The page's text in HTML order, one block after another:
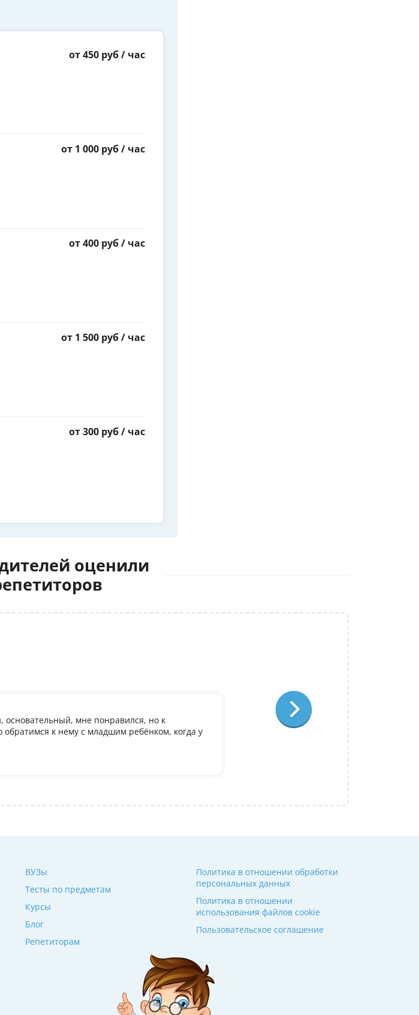
от 450 руб / час
от 1 000 руб / час
от 400 руб / час
от 1 500 руб / час
от 300 руб / час
оценили
мне понравился, но к
к нему с младшим ребёнком, когда у
Ольга Александровна
У дочери есть желание поступить в it
олимпиадеого уровня 7 и 8 класс за
9. Искали посильнее преподавателя
Ольгой Александровне! Спасибо!
ВУЗы
Тесты по предметам
Курсы
Блог
Репетиторам
Политика в отношении обработки
персональных данных
Политика в отношении
использования файлов cookie
Пользовательское соглашение